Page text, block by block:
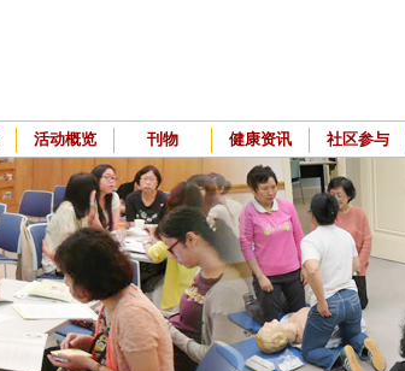
活动概览 刊物 健康资讯 社区参与